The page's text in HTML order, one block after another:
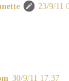
23/9/11
30/9/11 17:37